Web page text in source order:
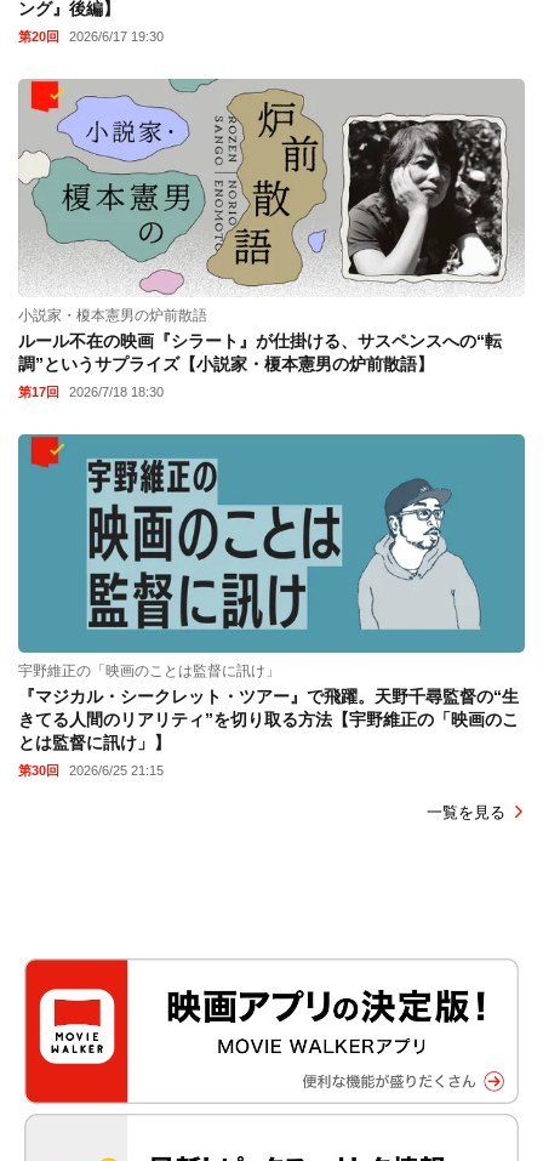
ング』後編】
第20回 2026/6/17 19:30
小説家・榎本憲男の炉前散語
ルール不在の映画『シラート』が仕掛ける、サスペンスへの“転
調”というサプライズ【小説家・榎本憲男の炉前散語】
第17回 2026/7/18 18:30
宇野維正の「映画のことは監督に訊け」
『マジカル・シークレット・ツアー』で飛躍。天野千尋監督の“生
きてる人間のリアリティ”を切り取る方法【宇野維正の「映画のこ
とは監督に訊け」】
第30回 2026/6/25 21:15
一覧を見る